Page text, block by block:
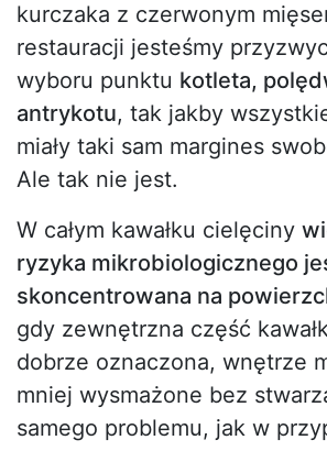
kurczaka z czerwonym
restauracji jesteśmy
wyboru punktu kotleta,
antrykotu, tak jakby
miały taki sam margines
Ale tak nie jest.
W całym kawałku cielęciny
ryzyka mikrobiologicznego
skoncentrowana na
gdy zewnętrzna część
dobrze oznaczona, wnętrze
mniej wysmażone bez
samego problemu, jak w